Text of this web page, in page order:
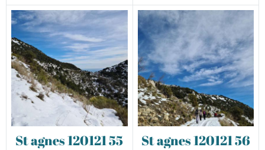
St agnes 120121 55 St agnes 120121 56